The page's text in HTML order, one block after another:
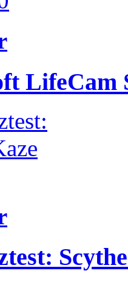
LifeCam